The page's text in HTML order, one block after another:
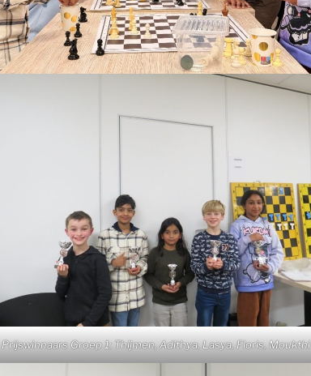
Prijswinnaars Groep 1; Thijmen, Adithya, Lasya, Floris, Moukthi